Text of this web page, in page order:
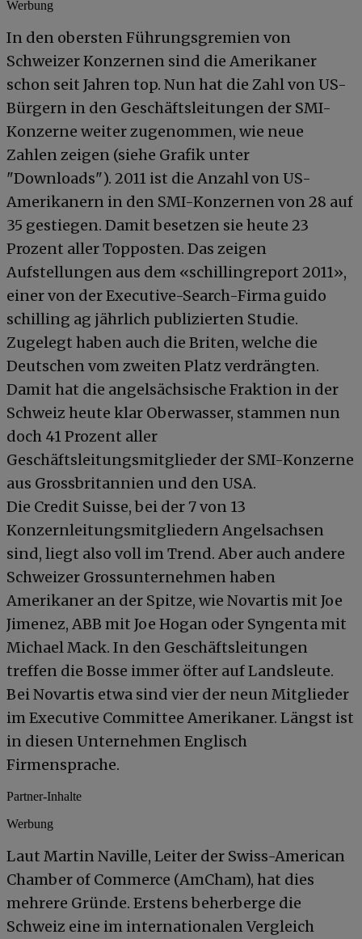
Werbung
In den obersten Führungsgremien von
Schweizer Konzernen sind die Amerikaner
schon seit Jahren top. Nun hat die Zahl von US-
Bürgern in den Geschäftsleitungen der SMI-
Konzerne weiter zugenommen, wie neue
Zahlen zeigen (siehe Grafik unter
"Downloads"). 2011 ist die Anzahl von US-
Amerikanern in den SMI-Konzernen von 28 auf
35 gestiegen. Damit besetzen sie heute 23
Prozent aller Topposten. Das zeigen
Aufstellungen aus dem «schillingreport 2011»,
einer von der Executive-Search-Firma guido
schilling ag jährlich publizierten Studie.
Zugelegt haben auch die Briten, welche die
Deutschen vom zweiten Platz verdrängten.
Damit hat die angelsächsische Fraktion in der
Schweiz heute klar Oberwasser, stammen nun
doch 41 Prozent aller
Geschäftsleitungsmitglieder der SMI-Konzerne
aus Grossbritannien und den USA.
Die Credit Suisse, bei der 7 von 13
Konzernleitungsmitgliedern Angelsachsen
sind, liegt also voll im Trend. Aber auch andere
Schweizer Grossunternehmen haben
Amerikaner an der Spitze, wie Novartis mit Joe
Jimenez, ABB mit Joe Hogan oder Syngenta mit
Michael Mack. In den Geschäftsleitungen
treffen die Bosse immer öfter auf Landsleute.
Bei Novartis etwa sind vier der neun Mitglieder
im Executive Committee Amerikaner. Längst ist
in diesen Unternehmen Englisch
Firmensprache.
Partner-Inhalte
Werbung
Laut Martin Naville, Leiter der Swiss-American
Chamber of Commerce (AmCham), hat dies
mehrere Gründe. Erstens beherberge die
Schweiz eine im internationalen Vergleich